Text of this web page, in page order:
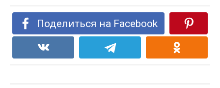
Поделиться на Facebook